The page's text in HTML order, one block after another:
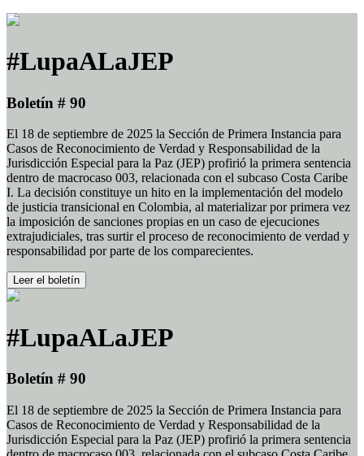
#LupaALaJEP
Boletín # 90
El 18 de septiembre de 2025 la Sección de Primera Instancia para
Casos de Reconocimiento de Verdad y Responsabilidad de la
Jurisdicción Especial para la Paz (JEP) profirió la primera sentencia
dentro de macrocaso 003, relacionada con el subcaso Costa Caribe
I. La decisión constituye un hito en la implementación del modelo
de justicia transicional en Colombia, al materializar por primera vez
la imposición de sanciones propias en un caso de ejecuciones
extrajudiciales, tras surtir el proceso de reconocimiento de verdad y
responsabilidad por parte de los comparecientes.
Leer el boletín
#LupaALaJEP
Boletín # 90
El 18 de septiembre de 2025 la Sección de Primera Instancia para
Casos de Reconocimiento de Verdad y Responsabilidad de la
Jurisdicción Especial para la Paz (JEP) profirió la primera sentencia